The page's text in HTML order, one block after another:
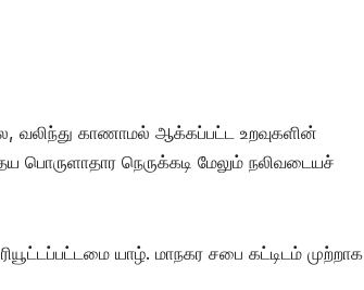
வலிந்து காணாமல் ஆக்கப்பட்ட உறவுகளின்
நெருக்கடி மேலும் நலிவடையச்
யாழ். மாநகர சபை கட்டிடம் முற்றாக